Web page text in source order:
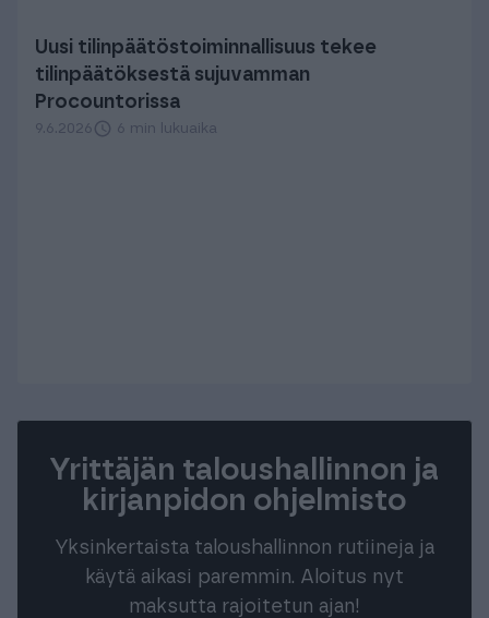
Uusi tilinpäätös­toiminnallisuus tekee
tilinpäätöksestä sujuvamman
Procountorissa
9.6.2026 6 min lukuaika
Yrittäjän taloushallinnon ja
kirjanpidon ohjelmisto
Yksinkertaista taloushallinnon rutiineja ja
käytä aikasi paremmin. Aloitus nyt
maksutta rajoitetun ajan!